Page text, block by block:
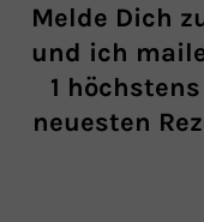
Melde Dich
und ich
1
neuesten